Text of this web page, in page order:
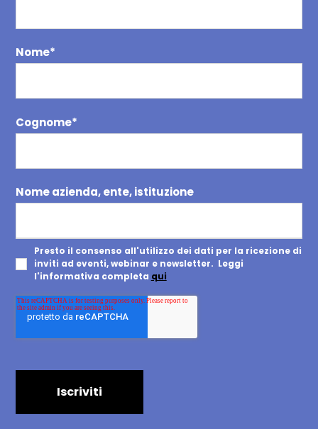
Nome*
Cognome*
Nome azienda, ente, istituzione
Presto il consenso all'utilizzo dei dati per la ricezione di
inviti ad eventi, webinar e newsletter. Leggi
l'informativa completa qui